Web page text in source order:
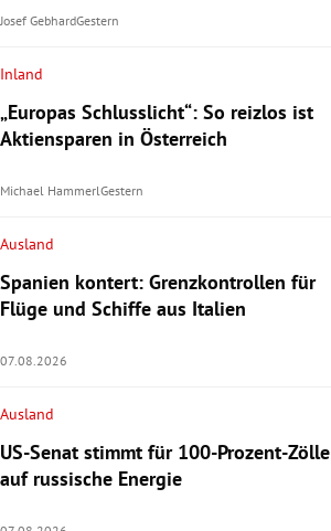
Josef GebhardGestern
Inland
„Europas Schlusslicht“: So reizlos ist
Aktiensparen in Österreich
Michael HammerlGestern
Ausland
Spanien kontert: Grenzkontrollen für
Flüge und Schiffe aus Italien
07.08.2026
Ausland
US-Senat stimmt für 100-Prozent-Zölle
auf russische Energie